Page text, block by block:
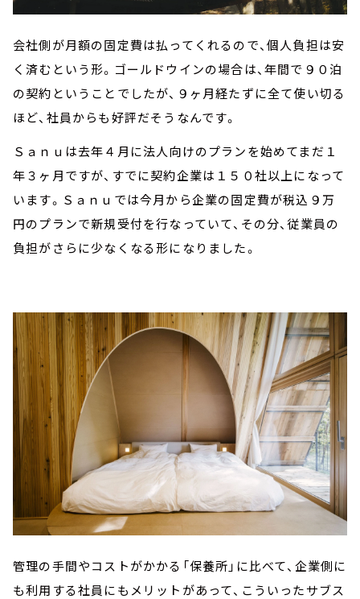
会社側が月額の固定費は払ってくれるので、個人負担は安
く済むという形。ゴールドウインの場合は、年間で９０泊
の契約ということでしたが、９ヶ月経たずに全て使い切る
ほど、社員からも好評だそうなんです。
Ｓａｎｕは去年４月に法人向けのプランを始めてまだ１
年３ヶ月ですが、すでに契約企業は１５０社以上になって
います。Ｓａｎｕでは今月から企業の固定費が税込９万
円のプランで新規受付を行なっていて、その分、従業員の
負担がさらに少なくなる形になりました。
管理の手間やコストがかかる「保養所」に比べて、企業側に
も利用する社員にもメリットがあって、こういったサブス